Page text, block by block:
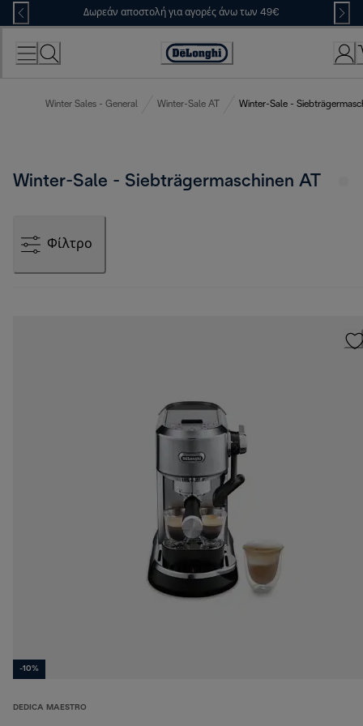
Skip
to
Content
Δωρεάν αποστολή για αγορές άνω των 49€
Accessibility
Winter Sales - General Winter-Sale AT Winter-Sale -
Winter-Sale - Siebträgermaschinen AT
Φίλτρο
-10%
DEDICA MAESTRO